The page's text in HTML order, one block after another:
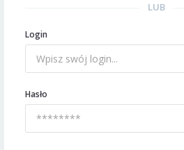
LUB
Login
Hasło